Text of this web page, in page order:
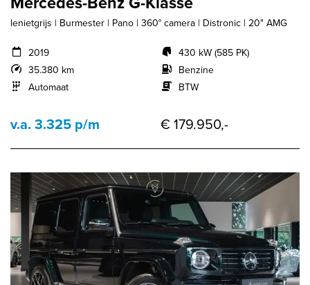
lenietgrijs | Burmester | Pano | 360° camera | Distronic | 20" AMG
2019
35.380 km
Automaat
430 kW (585 PK)
Benzine
BTW
v.a. 3.325 p/m € 179.950,-